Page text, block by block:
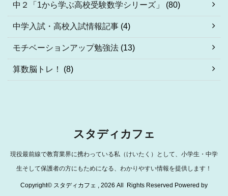
中２「1から学ぶ高校受験数学シリーズ」 (80)
中学入試・高校入試情報記事 (4)
モチベーションアップ勉強法 (13)
算数脳トレ！ (8)
スタディカフェ
現役最前線で教育業界に携わっている私（けいたく）として、小学生・中学
生そして保護者の方にもためになる、わかりやすい情報を提供します！
Copyright© スタディカフェ , 2026 All Rights Reserved Powered by